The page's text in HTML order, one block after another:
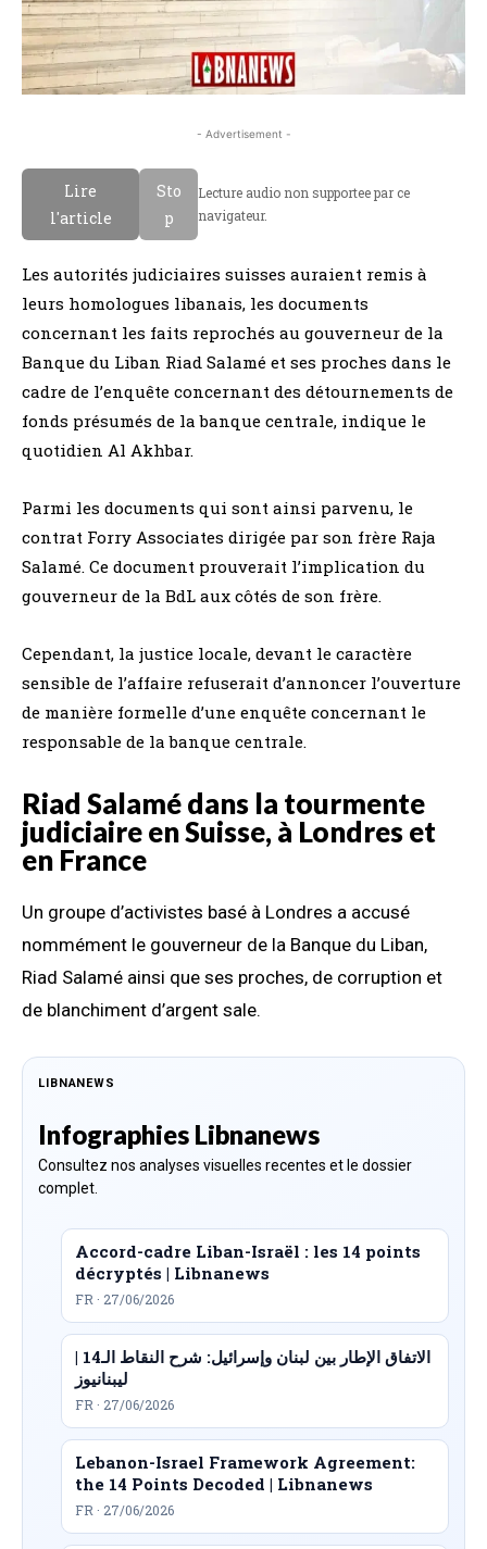
- Advertisement -
Lire
l'article
Sto
p
Lecture audio non supportee par ce
navigateur.
Les autorités judiciaires suisses auraient remis à
leurs homologues libanais, les documents
concernant les faits reprochés au gouverneur de la
Banque du Liban Riad Salamé et ses proches dans le
cadre de l’enquête concernant des détournements de
fonds présumés de la banque centrale, indique le
quotidien Al Akhbar.
Parmi les documents qui sont ainsi parvenu, le
contrat Forry Associates dirigée par son frère Raja
Salamé. Ce document prouverait l’implication du
gouverneur de la BdL aux côtés de son frère.
Cependant, la justice locale, devant le caractère
sensible de l’affaire refuserait d’annoncer l’ouverture
de manière formelle d’une enquête concernant le
responsable de la banque centrale.
Riad Salamé dans la tourmente
judiciaire en Suisse, à Londres et
en France
Un groupe d’activistes basé à Londres a accusé
nommément le gouverneur de la Banque du Liban,
Riad Salamé ainsi que ses proches, de corruption et
de blanchiment d’argent sale.
LIBNANEWS
Infographies Libnanews
Consultez nos analyses visuelles recentes et le dossier
complet.
Accord-cadre Liban-Israël : les 14 points
décryptés | Libnanews
FR · 27/06/2026
الاتفاق الإطار بين لبنان وإسرائيل: شرح النقاط الـ14 |
ليبنانيوز
FR · 27/06/2026
Lebanon-Israel Framework Agreement:
the 14 Points Decoded | Libnanews
FR · 27/06/2026